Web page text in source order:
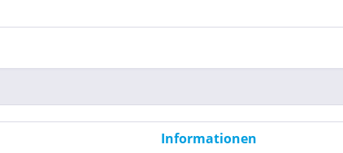
Informationen